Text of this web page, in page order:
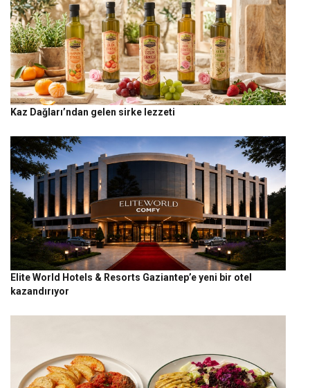
Kaz Dağları’ndan gelen sirke lezzeti
Elite World Hotels & Resorts Gaziantep’e yeni bir otel
kazandırıyor